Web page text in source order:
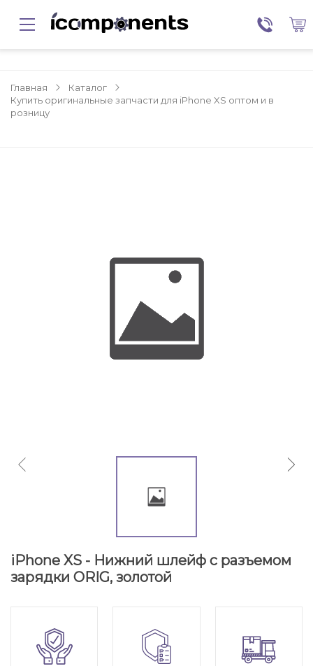
Главная
Каталог
Купить оригинальные запчасти для iPhone XS оптом и в
розницу
iPhone XS - Нижний шлейф с разъемом
зарядки ORIG, золотой